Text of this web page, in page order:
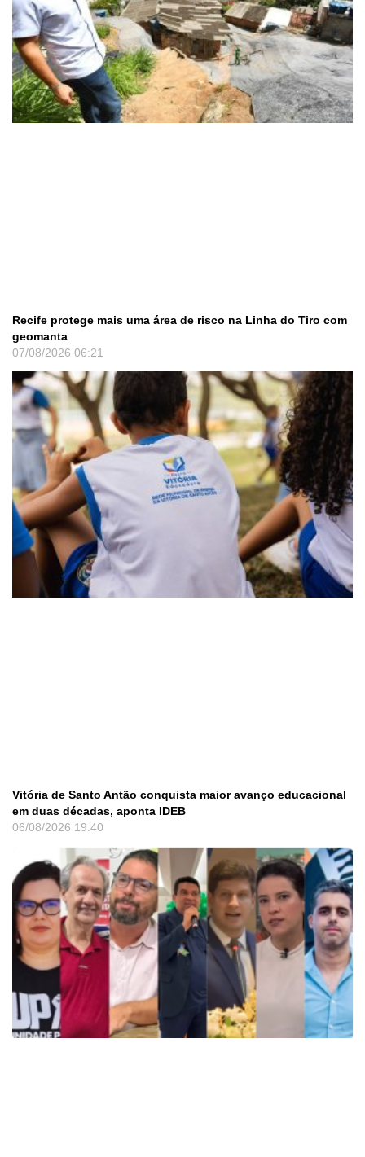
Recife protege mais uma área de risco na Linha do Tiro com
geomanta
07/08/2026 06:21
Vitória de Santo Antão conquista maior avanço educacional
em duas décadas, aponta IDEB
06/08/2026 19:40